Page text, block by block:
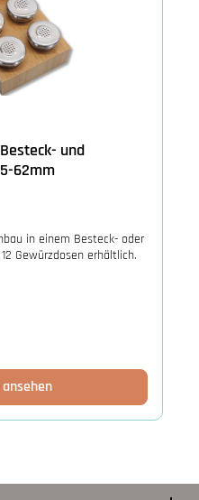
und
62mm
in einem Besteck- oder
Gewürzdosen erhältlich.